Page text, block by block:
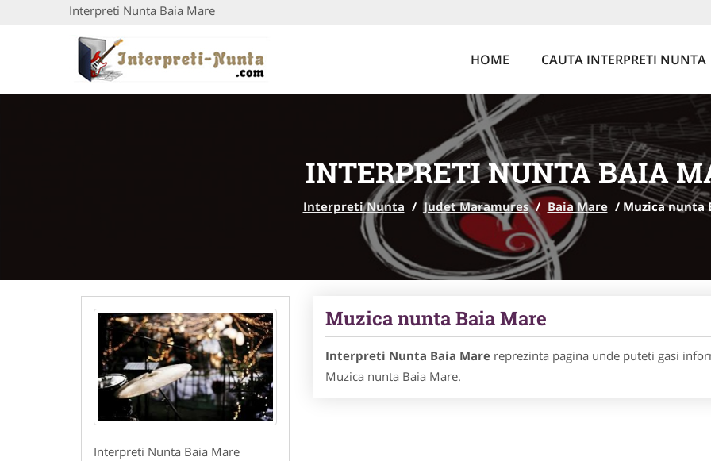
Interpreti Nunta Baia Mare
HOME CAUTA INTERPRETI NUNTA
INTERPRETI NUNTA BAIA
Interpreti Nunta / Judet Maramures / Baia Mare / Muzica nunta
Interpreti Nunta Baia Mare
Muzica nunta Baia Mare
Interpreti Nunta Baia Marereprezinta pagina unde puteti gasi
Muzica nunta Baia Mare.